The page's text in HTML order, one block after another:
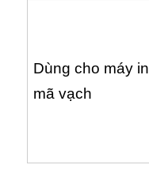
Dùng cho máy in
mã vạch